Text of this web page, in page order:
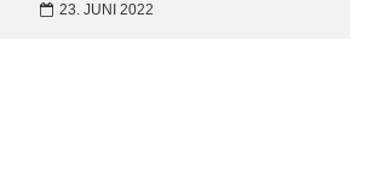
23. JUNI 2022